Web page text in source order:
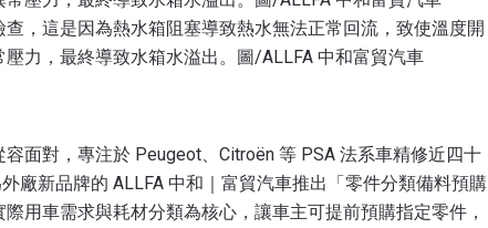
，這是因為熱水箱阻塞導致熱水無法正常回流，致使溫度開
力，最終導致水箱水溢出。圖/ALLFA 中和富貿汽車
面對，專注於 Peugeot、Citroën 等 PSA 法系車精修近四十
廠新品牌的 ALLFA 中和｜富貿汽車推出「零件分類備料預購
用車需求與耗材分類為核心，讓車主可提前預購指定零件，